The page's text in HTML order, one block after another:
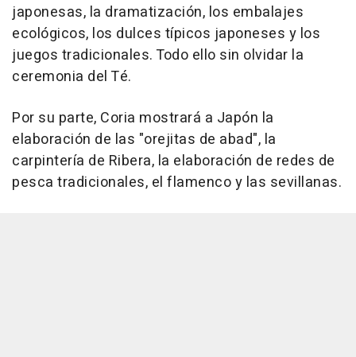
japonesas, la dramatización, los embalajes
ecológicos, los dulces típicos japoneses y los
juegos tradicionales. Todo ello sin olvidar la
ceremonia del Té.
Por su parte, Coria mostrará a Japón la
elaboración de las "orejitas de abad", la
carpintería de Ribera, la elaboración de redes de
pesca tradicionales, el flamenco y las sevillanas.